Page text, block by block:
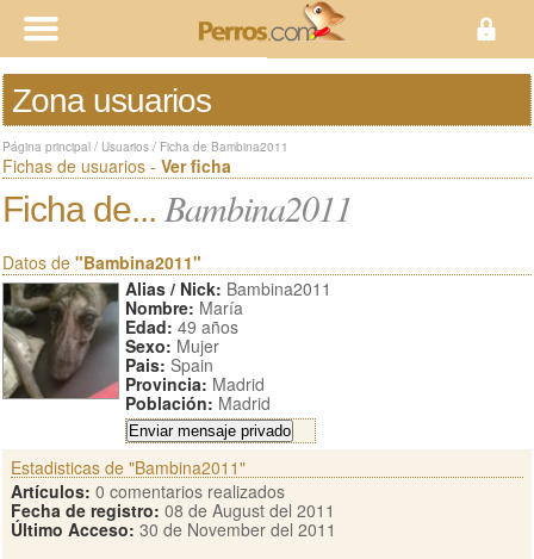
Zona usuarios
Página principal / Usuarios / Ficha de Bambina2011
Fichas de usuarios - Ver ficha
Ficha de... Bambina2011
Datos de "Bambina2011"
Alias / Nick: Bambina2011
Nombre: María
Edad: 49 años
Sexo: Mujer
Pais: Spain
Provincia: Madrid
Población: Madrid
Estadisticas de "Bambina2011"
Artículos: 0 comentarios realizados
Fecha de registro: 08 de August del 2011
Último Acceso: 30 de November del 2011